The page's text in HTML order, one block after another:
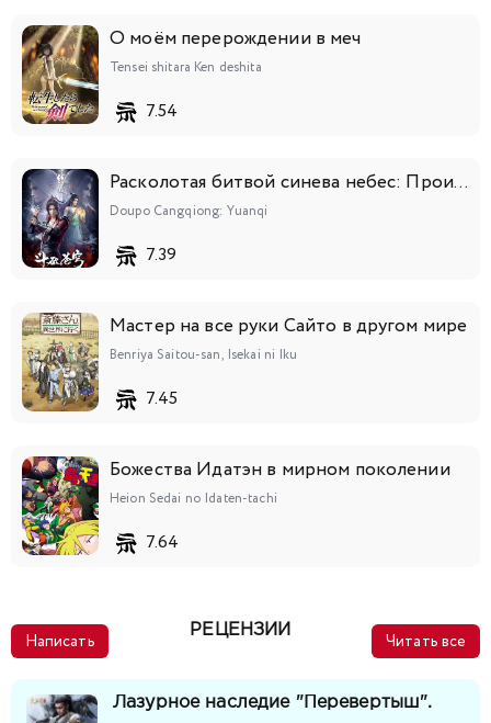
О моём перерождении в меч
Tensei shitara Ken deshita
7.54
Расколотая битвой синева небес: Происхождение
Doupo Cangqiong: Yuanqi
7.39
Мастер на все руки Сайто в другом мире
Benriya Saitou-san, Isekai ni Iku
7.45
Божества Идатэн в мирном поколении
Heion Sedai no Idaten-tachi
7.64
Написать
РЕЦЕНЗИИ
Читать все
Лазурное наследие "Перевертыш".